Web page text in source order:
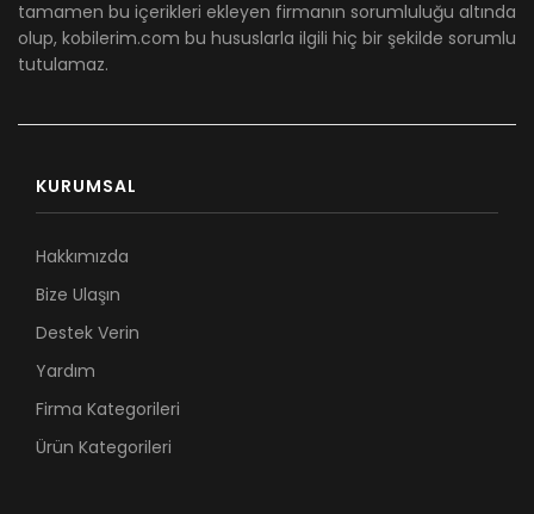
tamamen bu içerikleri ekleyen firmanın sorumluluğu altında
olup, kobilerim.com bu hususlarla ilgili hiç bir şekilde sorumlu
tutulamaz.
KURUMSAL
Hakkımızda
Bize Ulaşın
Destek Verin
Yardım
Firma Kategorileri
Ürün Kategorileri